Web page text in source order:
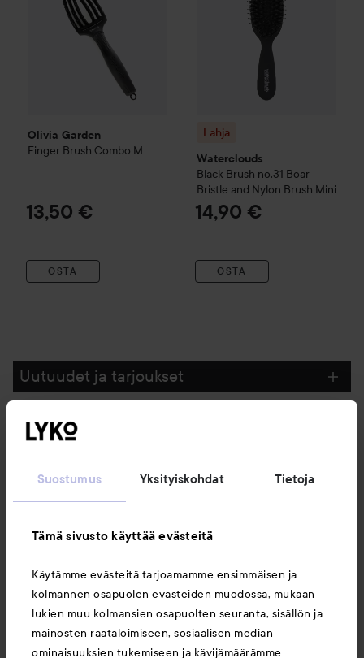
Suostumus Yksityiskohdat Tietoja
Tämä sivusto käyttää evästeitä
Käytämme evästeitä tarjoamamme ensimmäisen ja
kolmannen osapuolen evästeiden muodossa, mukaan
lukien muu kolmansien osapuolten seuranta, sisällön ja
mainosten räätälöimiseen, sosiaalisen median
ominaisuuksien tukemiseen ja kävijämäärämme
Olivia Garden
Finger Brush Combo M
13,50 €
OSTA
Lahja
Waterclouds
Black Brush no.31 Boar
Bristle and Nylon Brush Mini
14,90 €
OSTA
Uutuudet ja tarjoukset
Seuraa meitä
Asiakaspalvelu
Tietoja
Saattaisit myös tykätä